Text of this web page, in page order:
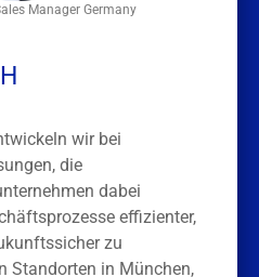
Manager Germany
wir bei
die
dabei
effizienter,
zu
Standorten in München,